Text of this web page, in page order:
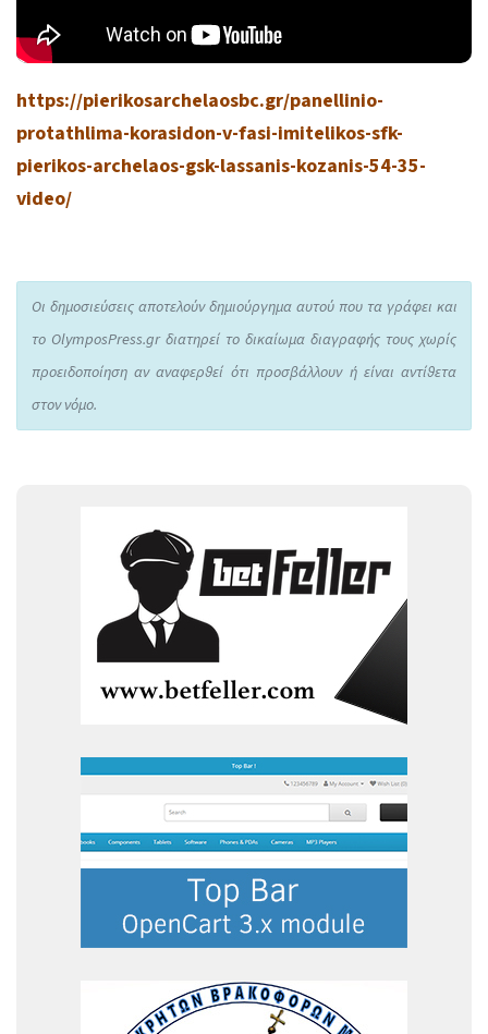
https://pierikosarchelaosbc.gr/panellinio-
protathlima-korasidon-v-fasi-imitelikos-sfk-
pierikos-archelaos-gsk-lassanis-kozanis-54-35-
video/
Οι δημοσιεύσεις αποτελούν δημιούργημα αυτού που τα γράφει και
το OlymposPress.gr διατηρεί το δικαίωμα διαγραφής τους χωρίς
προειδοποίηση αν αναφερθεί ότι προσβάλλουν ή είναι αντίθετα
στον νόμο.